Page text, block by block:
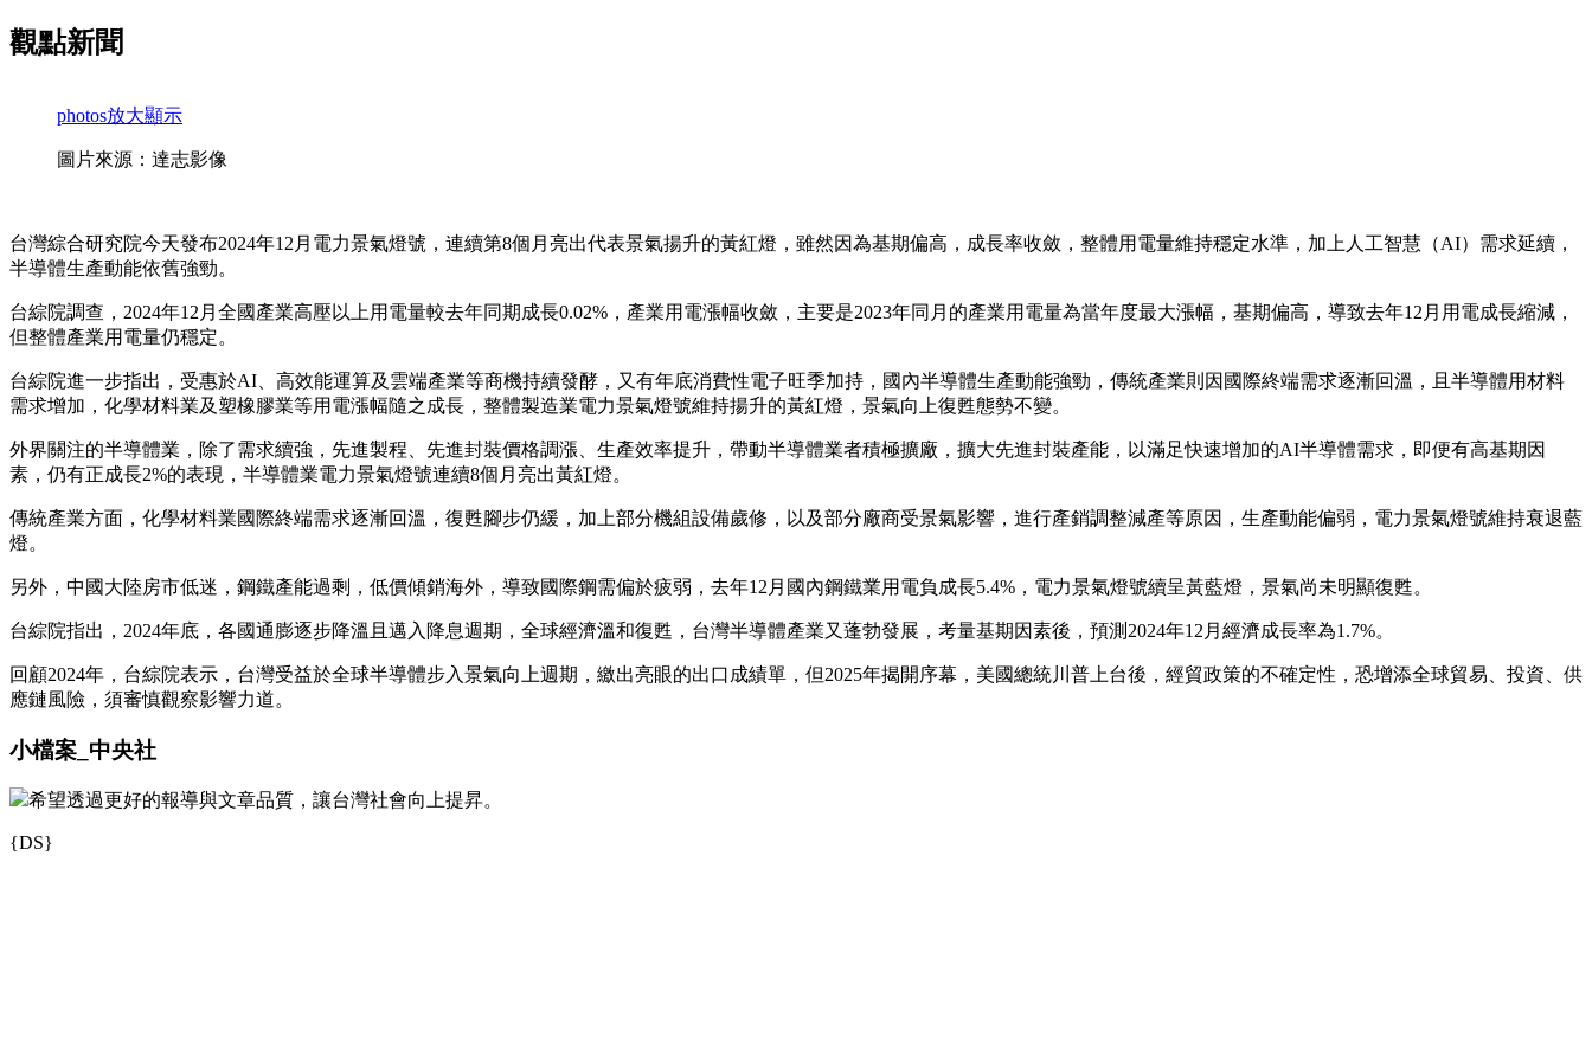
觀點新聞
photos放大顯示
圖片來源：達志影像
台灣綜合研究院今天發布2024年12月電力景氣燈號，連續第8個月亮出代表景氣揚升的黃紅燈，雖然因為基期偏高，成長率收斂，整體用電量維持穩定水準，加上人工智慧（AI）需求延續，
半導體生產動能依舊強勁。
台綜院調查，2024年12月全國產業高壓以上用電量較去年同期成長0.02%，產業用電漲幅收斂，主要是2023年同月的產業用電量為當年度最大漲幅，基期偏高，導致去年12月用電成長縮減，
但整體產業用電量仍穩定。
台綜院進一步指出，受惠於AI、高效能運算及雲端產業等商機持續發酵，又有年底消費性電子旺季加持，國內半導體生產動能強勁，傳統產業則因國際終端需求逐漸回溫，且半導體用材料
需求增加，化學材料業及塑橡膠業等用電漲幅隨之成長，整體製造業電力景氣燈號維持揚升的黃紅燈，景氣向上復甦態勢不變。
外界關注的半導體業，除了需求續強，先進製程、先進封裝價格調漲、生產效率提升，帶動半導體業者積極擴廠，擴大先進封裝產能，以滿足快速增加的AI半導體需求，即便有高基期因
素，仍有正成長2%的表現，半導體業電力景氣燈號連續8個月亮出黃紅燈。
傳統產業方面，化學材料業國際終端需求逐漸回溫，復甦腳步仍緩，加上部分機組設備歲修，以及部分廠商受景氣影響，進行產銷調整減產等原因，生產動能偏弱，電力景氣燈號維持衰退藍
燈。
另外，中國大陸房市低迷，鋼鐵產能過剩，低價傾銷海外，導致國際鋼需偏於疲弱，去年12月國內鋼鐵業用電負成長5.4%，電力景氣燈號續呈黃藍燈，景氣尚未明顯復甦。
台綜院指出，2024年底，各國通膨逐步降溫且邁入降息週期，全球經濟溫和復甦，台灣半導體產業又蓬勃發展，考量基期因素後，預測2024年12月經濟成長率為1.7%。
回顧2024年，台綜院表示，台灣受益於全球半導體步入景氣向上週期，繳出亮眼的出口成績單，但2025年揭開序幕，美國總統川普上台後，經貿政策的不確定性，恐增添全球貿易、投資、供
應鏈風險，須審慎觀察影響力道。
小檔案_中央社
希望透過更好的報導與文章品質，讓台灣社會向上提昇。
{DS}